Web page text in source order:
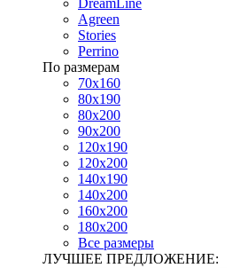
DreamLine
Agreen
Stories
Perrino
По размерам
70х160
80х190
80х200
90х200
120х190
120х200
140х190
140х200
160х200
180х200
Все размеры
ЛУЧШЕЕ ПРЕДЛОЖЕНИЕ: